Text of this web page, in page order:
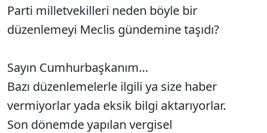
Parti milletvekilleri neden böyle bir
düzenlemeyi Meclis gündemine taşıdı?
Sayın Cumhurbaşkanım…
Bazı düzenlemelerle ilgili ya size haber
vermiyorlar yada eksik bilgi aktarıyorlar.
Son dönemde yapılan vergisel